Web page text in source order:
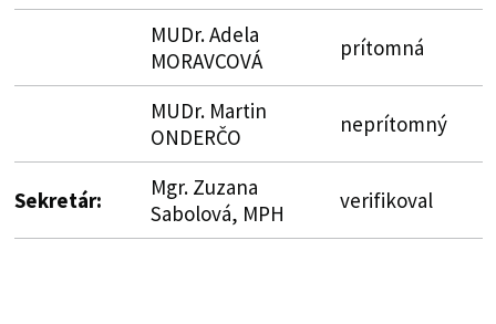
MUDr. Adela
MORAVCOVÁ
prítomná
MUDr. Martin
ONDERČO
neprítomný
Sekretár:
Mgr. Zuzana
Sabolová, MPH
verifikoval